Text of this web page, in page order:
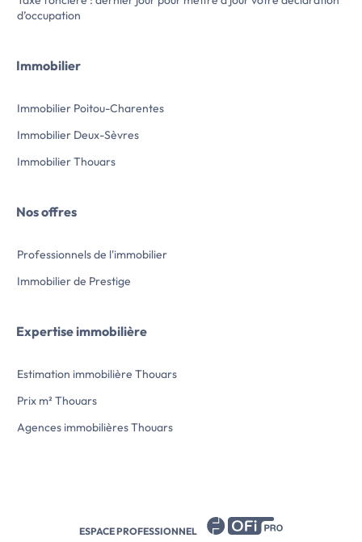
d’occupation
Immobilier
Immobilier Poitou-Charentes
Immobilier Deux-Sèvres
Immobilier Thouars
Nos offres
Professionnels de l'immobilier
Immobilier de Prestige
Expertise immobilière
Estimation immobilière Thouars
Prix m² Thouars
Agences immobilières Thouars
ESPACE PROFESSIONNEL